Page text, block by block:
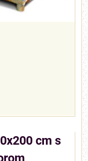
cm s